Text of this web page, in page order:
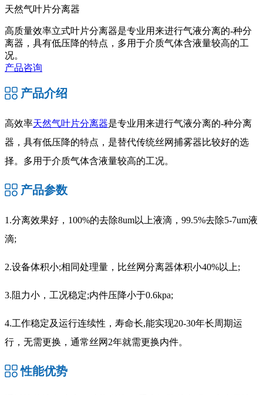
天然气叶片分离器
高质量效率立式叶片分离器是专业用来进行气液分离的-种分
离器，具有低压降的特点，多用于介质气体含液量较高的工
况。
产品咨询
产品介绍
高效率天然气叶片分离器是专业用来进行气液分离的-种分离
器，具有低压降的特点，是替代传统丝网捕雾器比较好的选
择。多用于介质气体含液量较高的工况。
产品参数
1.分离效果好，100%的去除8um以上液滴，99.5%去除5-7um液
滴;
2.设备体积小;相同处理量，比丝网分离器体积小40%以上;
3.阻力小，工况稳定;内件压降小于0.6kpa;
4.工作稳定及运行连续性，寿命长,能实现20-30年长周期运
行，无需更换，通常丝网2年就需更换内件。
性能优势